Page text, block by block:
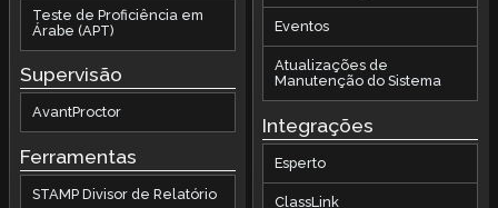
Teste de Proficiência em
Árabe (APT)
Supervisão
AvantProctor
Ferramentas
STAMP Divisor de Relatório
Eventos
Atualizações de
Manutenção do Sistema
Integrações
Esperto
ClassLink